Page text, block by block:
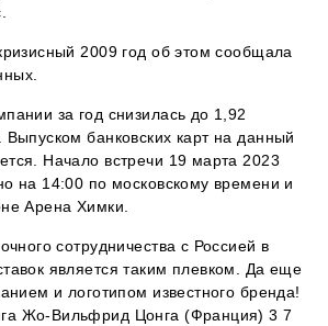
2009 год об этом сообщала
за год снизилась до 1,92
Выпуском банковских карт на данный
Начало встречи 19 марта 2023
на 14:00 по московскому времени и
Арена Химки.
сотрудничества с Россией в
является таким плевком. Да еще
и логотипом известного бренда!
Жо-Вильфрид Цонга (Франция) 3 7